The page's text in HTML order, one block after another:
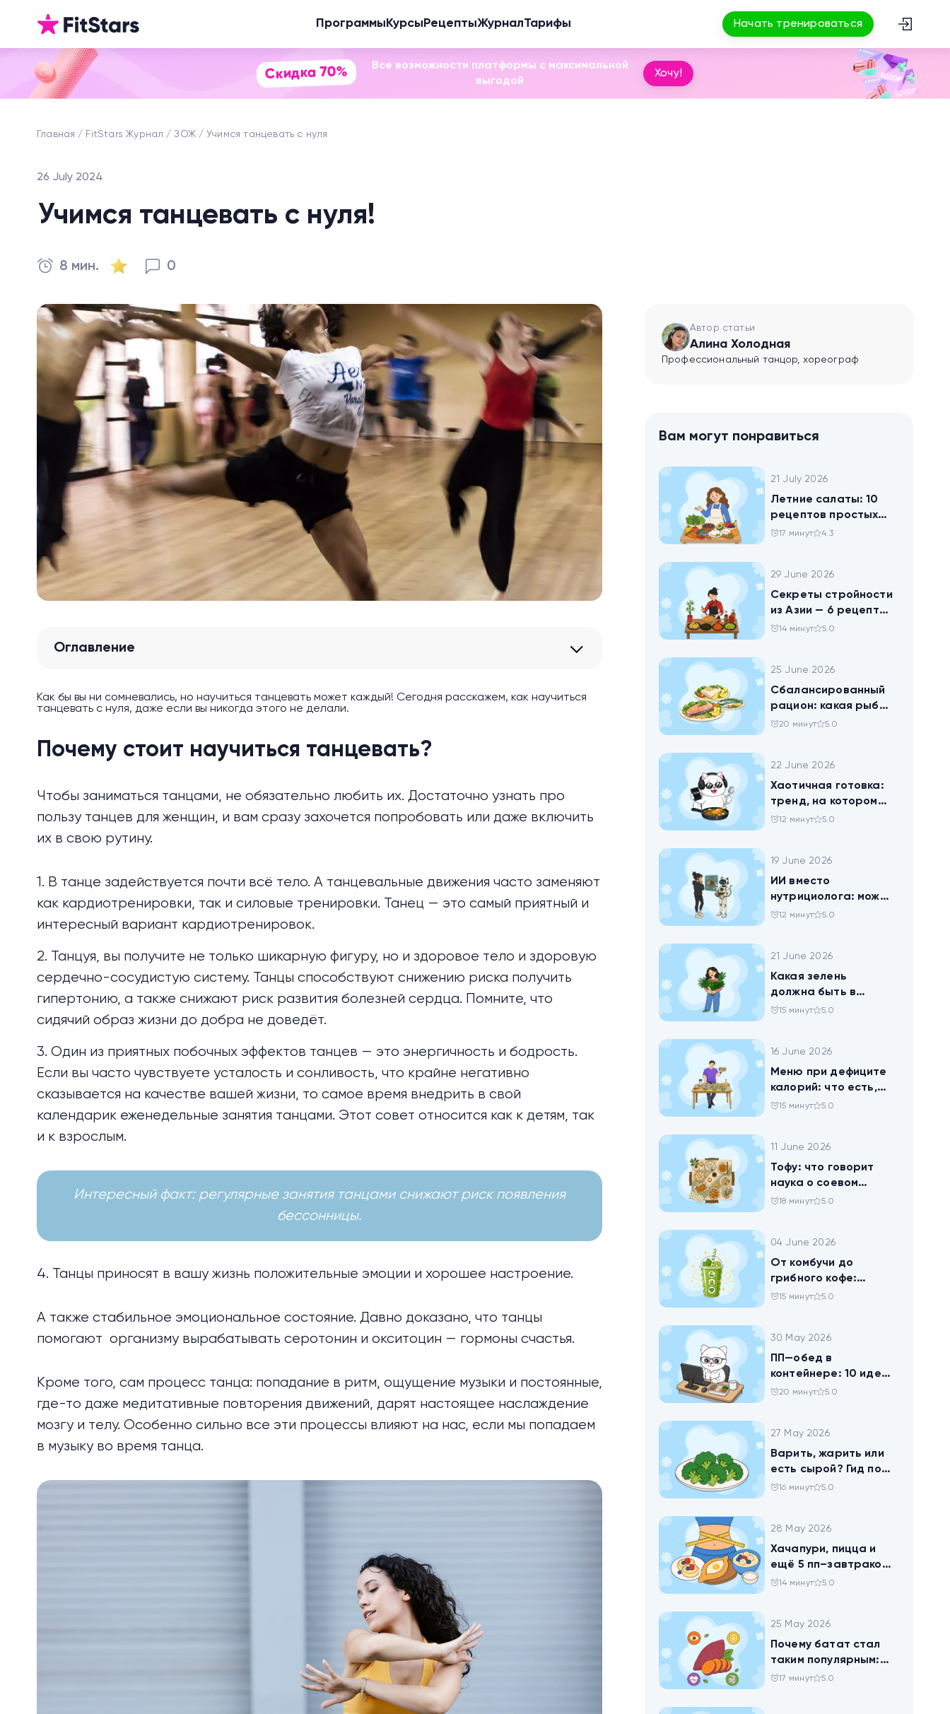
Программы Курсы РецептыЖурналТарифы Начать тренироваться
Скидка 70%
Все возможности платформы с максимальной
выгодой
Хочу!
Главная FitStars Журнал ЗОЖ Учимся танцевать с нуля
26 July 2024
Учимся танцевать с нуля!
8 мин. 0
Оглавление
Как бы вы ни сомневались, но научиться танцевать может каждый! Сегодня расскажем, как научиться
танцевать с нуля, даже если вы никогда этого не делали.
Почему стоит научиться танцевать?
Чтобы заниматься танцами, не обязательно любить их. Достаточно узнать про
пользу танцев для женщин, и вам сразу захочется попробовать или даже включить
их в свою рутину.
1. В танце задействуется почти всё тело. А танцевальные движения часто заменяют
как кардиотренировки, так и силовые тренировки. Танец — это самый приятный и
интересный вариант кардиотренировок.
2. Танцуя, вы получите не только шикарную фигуру, но и здоровое тело и здоровую
сердечно-сосудистую систему. Танцы способствуют снижению риска получить
гипертонию, а также снижают риск развития болезней сердца. Помните, что
сидячий образ жизни до добра не доведёт.
3. Один из приятных побочных эффектов танцев — это энергичность и бодрость.
Если вы часто чувствуете усталость и сонливость, что крайне негативно
сказывается на качестве вашей жизни, то самое время внедрить в свой
календарик еженедельные занятия танцами. Этот совет относится как к детям, так
и к взрослым.
Интересный факт: регулярные занятия танцами снижают риск появления
бессонницы.
4. Танцы приносят в вашу жизнь положительные эмоции и хорошее настроение.
А также стабильное эмоциональное состояние. Давно доказано, что танцы
помогают организму вырабатывать серотонин и окситоцин — гормоны счастья.
Кроме того, сам процесс танца: попадание в ритм, ощущение музыки и постоянные,
где-то даже медитативные повторения движений, дарят настоящее наслаждение
мозгу и телу. Особенно сильно все эти процессы влияют на нас, если мы попадаем
в музыку во время танца.
Автор статьи
Алина Холодная
Профессиональный танцор, хореограф
Вам могут понравиться
21 July 2026
Летние салаты: 10
рецептов простых
блюд для будней и
17 минут 4.3
29 June 2026
Секреты стройности
из Азии — 6 рецептов
китайских салатов
14 минут 5.0
25 June 2026
Сбалансированный
рацион: какая рыба
самая полезная
20 минут 5.0
22 June 2026
Хаотичная готовка:
тренд, на котором
похудел весь ТикТок
12 минут 5.0
19 June 2026
ИИ вместо
нутрициолога: можно
ли доверить
12 минут 5.0
21 June 2026
Какая зелень
должна быть в
тарелке
15 минут 5.0
16 June 2026
Меню при дефиците
калорий: что есть,
чтобы худеть
15 минут 5.0
11 June 2026
Тофу: что говорит
наука о соевом
твороге, который
18 минут 5.0
04 June 2026
От комбучи до
грибного кофе:
разбираемся в
15 минут 5.0
30 May 2026
ПП—обед в
контейнере: 10 идей
для офисников,
20 минут 5.0
27 May 2026
Варить, жарить или
есть сырой? Гид по
брокколи
16 минут 5.0
28 May 2026
Хачапури, пицца и
ещё 5 пп–завтраков,
чтобы набрать
14 минут 5.0
25 May 2026
Почему батат стал
таким популярным:
всё о пользе
17 минут 5.0